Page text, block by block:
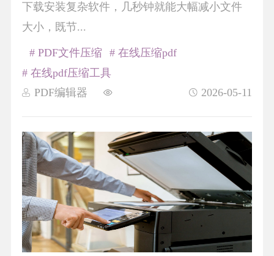
下载安装复杂软件，几秒钟就能大幅减小文件
大小，既节...
PDF编辑器 2026-05-11
# PDF文件压缩
# 在线压缩pdf
# 在线pdf压缩工具